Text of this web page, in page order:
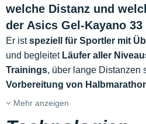
welche Distanz und
der Asics Gel-Kayano
Er istspeziell für Sportler mit
und begleitet Läufer aller
Trainings, über lange Distanzen
Vorbereitung von
Mehr anzeigen